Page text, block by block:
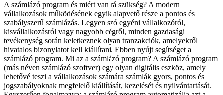
A számlázó program és miért van rá szükség? A modern
vállalkozások működésének egyik alapvető része a pontos és
szabályszerű számlázás. Legyen szó egyéni vállalkozóról,
kisvállalkozásról vagy nagyobb cégről, minden gazdasági
tevékenység során keletkeznek olyan tranzakciók, amelyekről
hivatalos bizonylatot kell kiállítani. Ebben nyújt segítséget a
számlázó program. Mi az a számlázó program? A számlázó program
(más néven számlázó szoftver) egy olyan digitális eszköz, amely
lehetővé teszi a vállalkozások számára számlák gyors, pontos és
jogszabályoknak megfelelő kiállítását, kezelését és nyilvántartását.